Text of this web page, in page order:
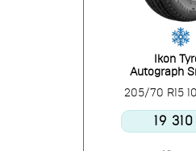
Ikon
Autograph
205/70 R15
19